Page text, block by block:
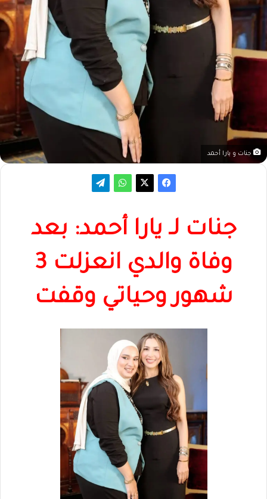
جنات و يارا أحمد
جنات لـ يارا أحمد: بعد
وفاة والدي انعزلت 3
شهور وحياتي وقفت